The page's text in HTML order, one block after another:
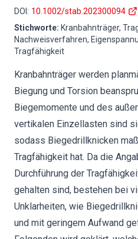
DOI : 10.1002/stab.202300094
Stichworte: Kranbahnträger,
Nachweisverfahren,
Tragfähigkeit
Kranbahnträger werden
Biegung und Torsion
Biegemomente und des
vertikalen Einzellasten sind
sodass Biegedrillknicken
Tragfähigkeit hat. Da die
Durchführung der
gehalten sind, bestehen bei
Unklarheiten, wie
und mit geringem Aufwand